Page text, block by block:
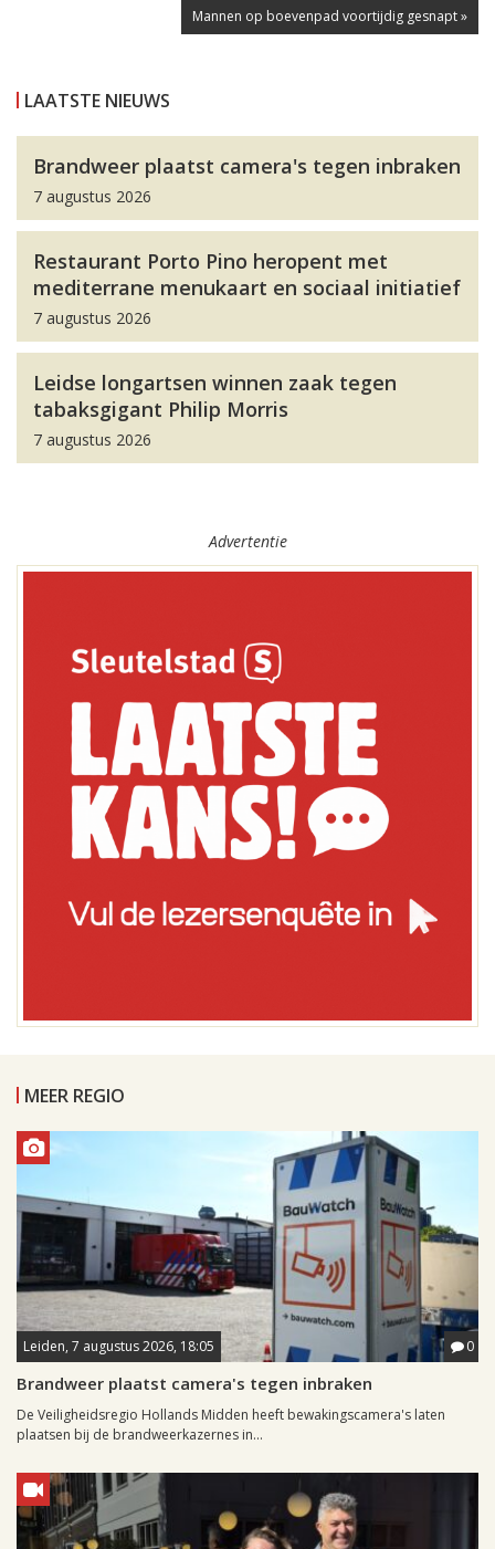
Mannen op boevenpad voortijdig gesnapt »
LAATSTE NIEUWS
Brandweer plaatst camera's tegen inbraken
7 augustus 2026
Restaurant Porto Pino heropent met
mediterrane menukaart en sociaal initiatief
7 augustus 2026
Leidse longartsen winnen zaak tegen
tabaksgigant Philip Morris
7 augustus 2026
Advertentie
MEER REGIO
Leiden, 7 augustus 2026, 18:05 0
Brandweer plaatst camera's tegen inbraken
De Veiligheidsregio Hollands Midden heeft bewakingscamera's laten
plaatsen bij de brandweerkazernes in...